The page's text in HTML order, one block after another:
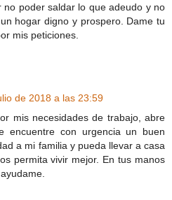
no poder saldar lo que adeudo y no
hogar digno y prospero. Dame tu
mis peticiones.
de 2018 a las 23:59
mis necesidades de trabajo, abre
encuentre con urgencia un buen
a mi familia y pueda llevar a casa
permita vivir mejor. En tus manos